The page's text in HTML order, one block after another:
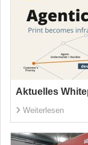
Aktuelles
Weiterlesen